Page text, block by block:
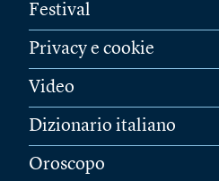
Festival
Privacy e cookie
Video
Dizionario italiano
Oroscopo